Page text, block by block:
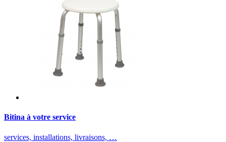
Bitina à votre service
services, installations, livraisons, …